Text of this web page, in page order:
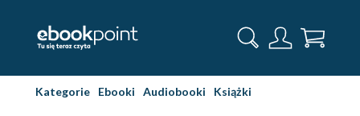
Kategorie Ebooki Audiobooki Książki